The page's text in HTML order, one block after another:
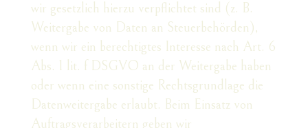
wir gesetzlich hierzu verpflichtet sind (z. B.
Weitergabe von Daten an Steuerbehörden),
wenn wir ein berechtigtes Interesse nach Art. 6
Abs. 1 lit. f DSGVO an der Weitergabe haben
oder wenn eine sonstige Rechtsgrundlage die
Datenweitergabe erlaubt. Beim Einsatz von
Auftragsverarbeitern geben wir